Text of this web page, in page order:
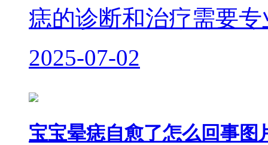
痣的诊断和治疗需要
2025-07-02
宝宝晕痣自愈了怎么回事图